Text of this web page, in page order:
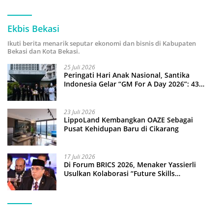
Ekbis Bekasi
Ikuti berita menarik seputar ekonomi dan bisnis di Kabupaten
Bekasi dan Kota Bekasi.
25 Juli 2026
Peringati Hari Anak Nasional, Santika
Indonesia Gelar “GM For A Day 2026”: 43
23 Juli 2026
LippoLand Kembangkan OAZE Sebagai
Pusat Kehidupan Baru di Cikarang
17 Juli 2026
Di Forum BRICS 2026, Menaker Yassierli
Usulkan Kolaborasi “Future Skills